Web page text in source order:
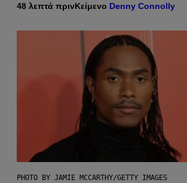
48 λεπτά πρινΚείμενο Denny Connolly
PHOTO BY JAMIE MCCARTHY/GETTY IMAGES